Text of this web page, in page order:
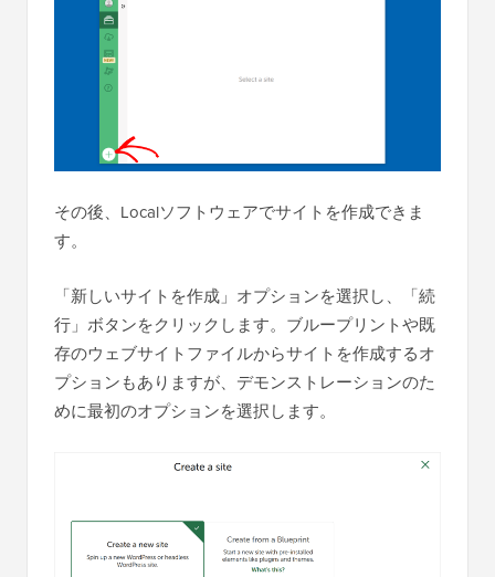
その後、Localソフトウェアでサイトを作成できま
す。
「新しいサイトを作成」オプションを選択し、「続
行」ボタンをクリックします。ブループリントや既
存のウェブサイトファイルからサイトを作成するオ
プションもありますが、デモンストレーションのた
めに最初のオプションを選択します。